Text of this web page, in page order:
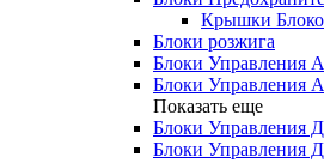
Крышки
Блоки розжига
Блоки Управления
Блоки Управления
Показать еще
Блоки Управления
Блоки Управления